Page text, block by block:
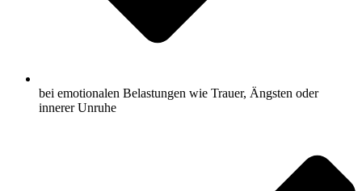
bei emotionalen Belastungen wie Trauer, Ängsten oder
innerer Unruhe